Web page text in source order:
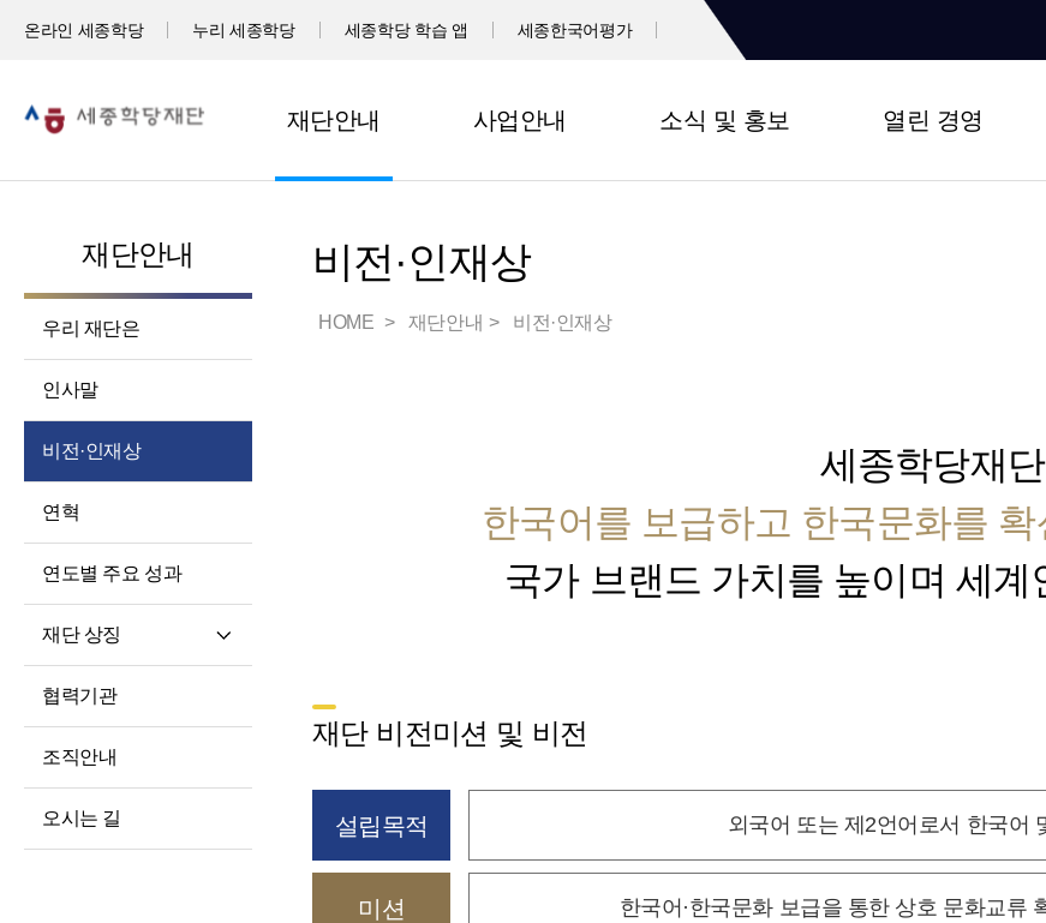
온라인 세종학당 누리 세종학당 세종학당 학습 앱 세종한국어평가
재단안내 사업안내 소식 및 홍보 열린 경영
재단안내
우리 재단은
인사말
비전·인재상
연혁
연도별 주요 성과
재단 상징
협력기관
조직안내
오시는 길
비전·인재상
HOME 재단안내 비전·인재상
세종학당재
한국어를 보급하고 한국문화를
국가 브랜드 가치를 높이며 세
재단 비전미션 및 비전
설립목적 외국어 또는 제2언어로서 한국어
미션 한국어·한국문화 보급을 통한 상호 문화교류